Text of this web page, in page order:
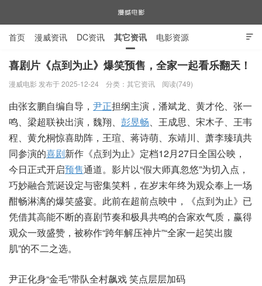

首页 漫威资讯 DC资讯 其它资讯 电影资源
电视剧资源 漫威图片
喜剧片《点到为止》爆笑预售，全家一起看乐翻天！
漫威电影 发布于 2025-12-24 分类： 其它资讯 阅读(749)
由张玄鹏自编自导， 尹正担纲主演，潘斌龙、黄才伦、张一
鸣、梁超联袂出演，魏翔、 彭昱畅、王成思、宋木子、王韦
程、黄允桐惊喜助阵，王瑄、蒋诗萌、东靖川、萧李臻瑱共
同参演的喜剧新作《点到为止》定档12月27日全国公映，
今日正式开启预售通道。影片以“假大师真忽悠”为切入点，
巧妙融合荒诞设定与密集笑料，在岁末年终为观众奉上一场
酣畅淋漓的爆笑盛宴。此前在超前点映中，《点到为止》已
凭借其高能不断的喜剧节奏和极具共鸣的合家欢气质，赢得
观众一致盛赞，被称作“跨年解压神片”“全家一起笑出腹
肌”的不二之选。
尹正化身“金毛”带队全村飙戏 笑点层层加码